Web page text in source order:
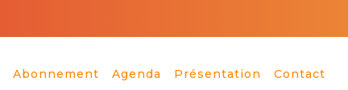
Abonnement Agenda Présentation Contact